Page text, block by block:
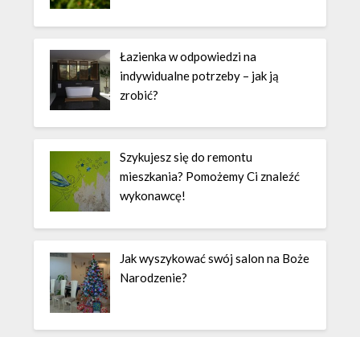
Łazienka w odpowiedzi na
indywidualne potrzeby – jak ją
zrobić?
Szykujesz się do remontu
mieszkania? Pomożemy Ci znaleźć
wykonawcę!
Jak wyszykować swój salon na Boże
Narodzenie?